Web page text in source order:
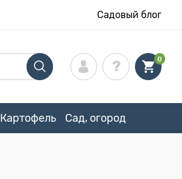
Садовый блог
0
Картофель Сад, огород